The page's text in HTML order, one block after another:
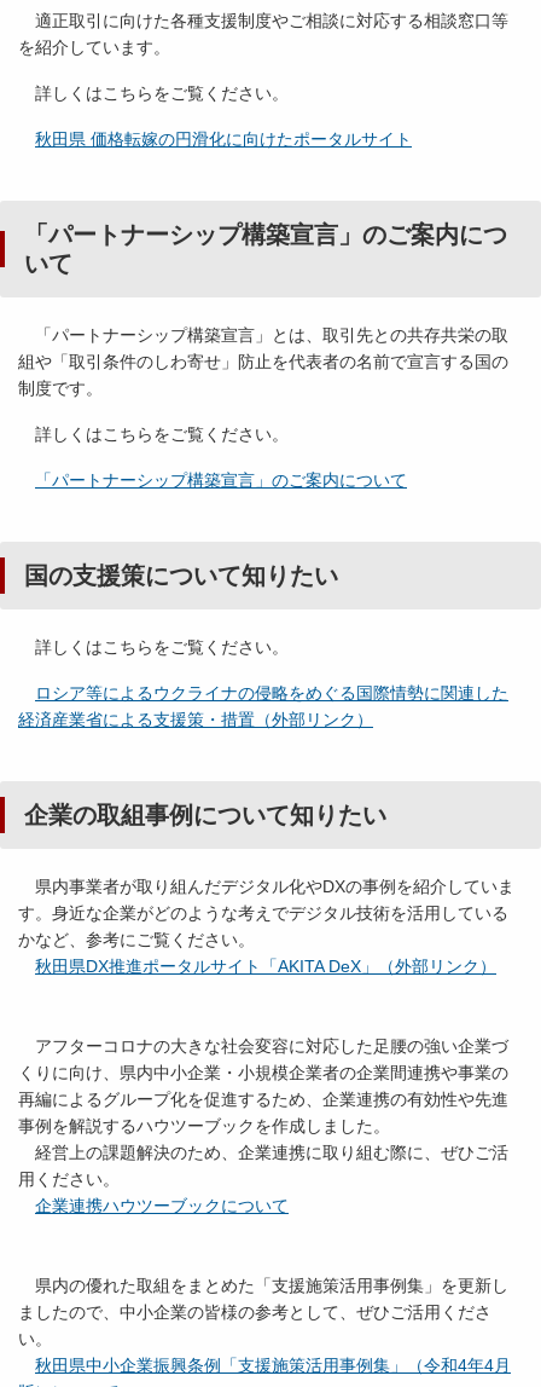
適正取引に向けた各種支援制度やご相談に対応する相談窓口等
を紹介しています。
詳しくはこちらをご覧ください。
秋田県 価格転嫁の円滑化に向けたポータルサイト
「パートナーシップ構築宣言」のご案内につ
いて
「パートナーシップ構築宣言」とは、取引先との共存共栄の取
組や「取引条件のしわ寄せ」防止を代表者の名前で宣言する国の
制度です。
詳しくはこちらをご覧ください。
「パートナーシップ構築宣言」のご案内について
国の支援策について知りたい
詳しくはこちらをご覧ください。
ロシア等によるウクライナの侵略をめぐる国際情勢に関連した
経済産業省による支援策・措置（外部リンク）
企業の取組事例について知りたい
県内事業者が取り組んだデジタル化やDXの事例を紹介していま
す。身近な企業がどのような考えでデジタル技術を活用している
かなど、参考にご覧ください。
秋田県DX推進ポータルサイト「AKITA DeX」（外部リンク）
アフターコロナの大きな社会変容に対応した足腰の強い企業づ
くりに向け、県内中小企業・小規模企業者の企業間連携や事業の
再編によるグループ化を促進するため、企業連携の有効性や先進
事例を解説するハウツーブックを作成しました。
経営上の課題解決のため、企業連携に取り組む際に、ぜひご活
用ください。
企業連携ハウツーブックについて
県内の優れた取組をまとめた「支援施策活用事例集」を更新し
ましたので、中小企業の皆様の参考として、ぜひご活用くださ
い。
秋田県中小企業振興条例「支援施策活用事例集」（令和4年4月